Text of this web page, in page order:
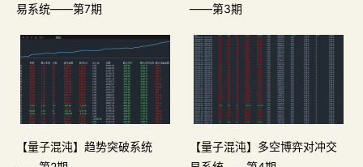
易系统——第7期
——第3期
【量子混沌】趋势突破系统
【量子混沌】多空博弈对冲交